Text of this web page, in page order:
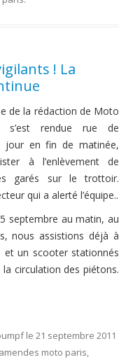
! La
de la rédaction de Moto
s’est rendue rue de
jour en fin de matinée,
à l’enlèvement de
garés sur le trottoir.
qui a alerté l’équipe..
septembre au matin, au
nous assistions déjà à
et un scooter stationnés
circulation des piétons.
le 21 septembre 2011
amendes moto paris,